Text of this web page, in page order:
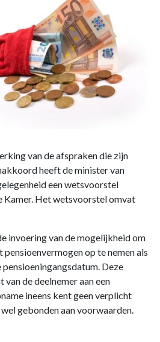
van de afspraken die zijn
heeft de minister van
een wetsvoorstel
Kamer. Het wetsvoorstel omvat
invoering van de mogelijkheid om
op te nemen als
pensioeningangsdatum. Deze
de deelnemer aan een
ineens kent geen verplicht
gebonden aan voorwaarden.